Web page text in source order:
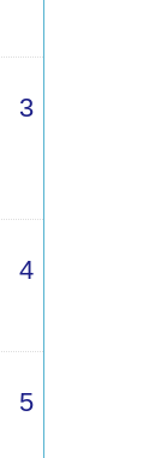
3
4
5